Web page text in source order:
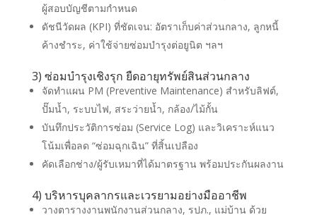
ผู้สอบบัญชีตามกำหนด
ดัชนีวัดผล (KPI) ที่ชัดเจน: อัตราเก็บค่าส่วนกลาง, ลูกหนี้
ค้างชำระ, ค่าใช้จ่ายซ่อมบำรุงต่อยูนิต ฯลฯ
3) ซ่อมบำรุงเชิงรุก ยืดอายุทรัพย์สินส่วนกลาง
จัดทำแผน PM (Preventive Maintenance) สำหรับลิฟต์,
ปั๊มน้ำ, ระบบไฟ, สระว่ายน้ำ, กล้อง/ไม้กั้น
บันทึกประวัติการซ่อม (Service Log) และวิเคราะห์แนว
โน้มเพื่อลด “ซ่อมฉุกเฉิน” ที่สิ้นเปลือง
คัดเลือกช่าง/ผู้รับเหมาที่ได้มาตรฐาน พร้อมประกันผลงาน
4) บริหารบุคลากรและเวรยามอย่างมืออาชีพ
วางตารางงานพนักงานส่วนกลาง, รปภ., แม่บ้าน ด้วย